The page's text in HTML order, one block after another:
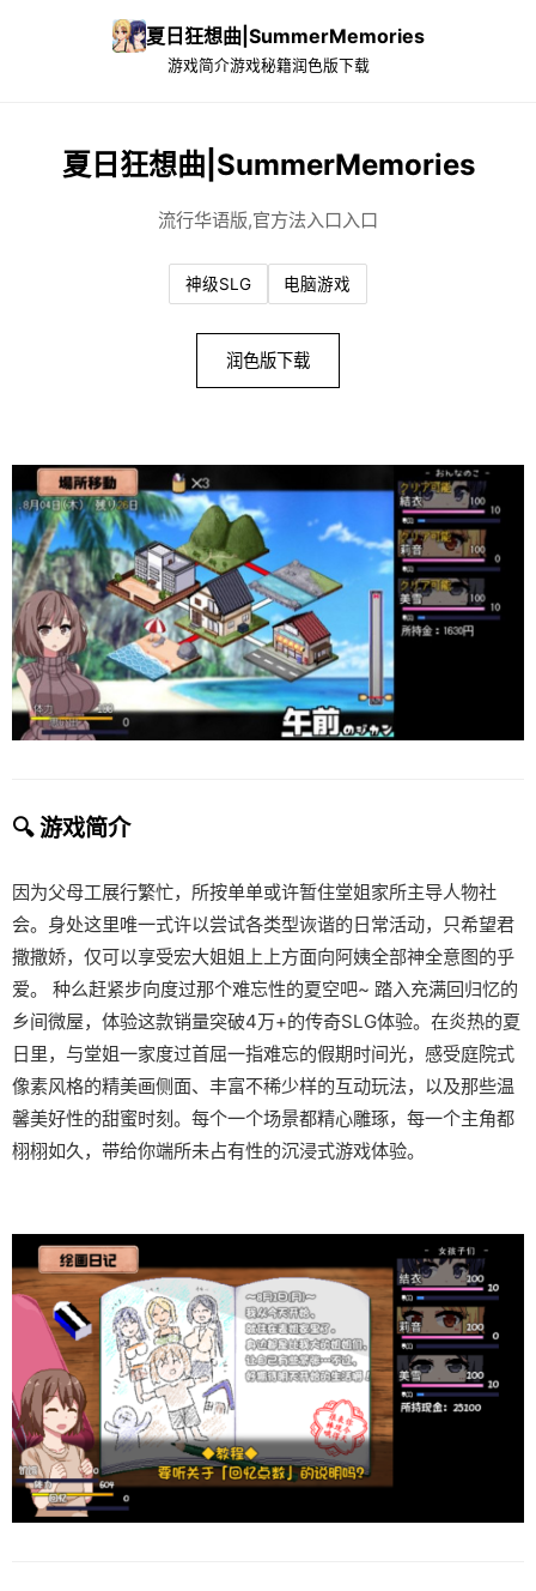
夏日狂想曲|SummerMemories
游戏简介游戏秘籍润色版下载
夏日狂想曲|SummerMemories
流行华语版,官方法入口入口
神级SLG 电脑游戏
润色版下载
🔍 游戏简介
因为父母工展行繁忙，所按单单或许暂住堂姐家所主导人物社
会。身处这里唯一式许以尝试各类型诙谐的日常活动，只希望君
撒撒娇，仅可以享受宏大姐姐上上方面向阿姨全部神全意图的乎
爱。 种么赶紧步向度过那个难忘性的夏空吧~ 踏入充满回归忆的
乡间微屋，体验这款销量突破4万+的传奇SLG体验。在炎热的夏
日里，与堂姐一家度过首屈一指难忘的假期时间光，感受庭院式
像素风格的精美画侧面、丰富不稀少样的互动玩法，以及那些温
馨美好性的甜蜜时刻。每个一个场景都精心雕琢，每一个主角都
栩栩如久，带给你端所未占有性的沉浸式游戏体验。